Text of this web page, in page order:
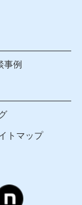
事例
トマップ